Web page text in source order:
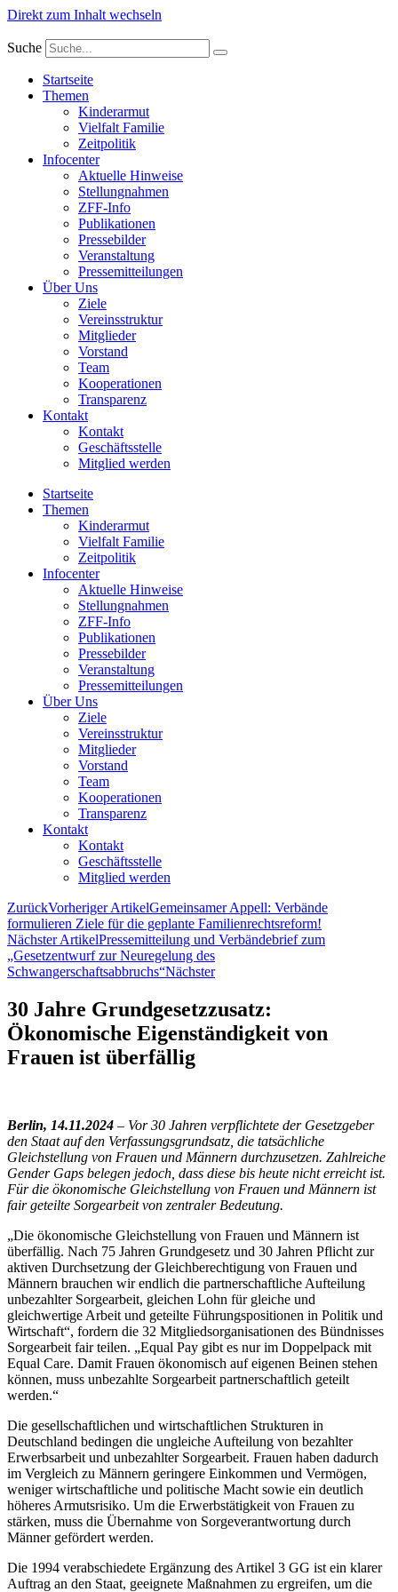
Direkt zum Inhalt wechseln
Suche
Startseite
Themen
Kinderarmut
Vielfalt Familie
Zeitpolitik
Infocenter
Aktuelle Hinweise
Stellungnahmen
ZFF-Info
Publikationen
Pressebilder
Veranstaltung
Pressemitteilungen
Über Uns
Ziele
Vereinsstruktur
Mitglieder
Vorstand
Team
Kooperationen
Transparenz
Kontakt
Kontakt
Geschäftsstelle
Mitglied werden
Startseite
Themen
Kinderarmut
Vielfalt Familie
Zeitpolitik
Infocenter
Aktuelle Hinweise
Stellungnahmen
ZFF-Info
Publikationen
Pressebilder
Veranstaltung
Pressemitteilungen
Über Uns
Ziele
Vereinsstruktur
Mitglieder
Vorstand
Team
Kooperationen
Transparenz
Kontakt
Kontakt
Geschäftsstelle
Mitglied werden
ZurückVorheriger ArtikelGemeinsamer Appell: Verbände
formulieren Ziele für die geplante Familienrechtsreform!
Nächster ArtikelPressemitteilung und Verbändebrief zum
„Gesetzentwurf zur Neuregelung des
Schwangerschaftsabbruchs“Nächster
30 Jahre Grundgesetzzusatz:
Ökonomische Eigenständigkeit von
Frauen ist überfällig
Berlin, 14.11.2024 – Vor 30 Jahren verpflichtete der Gesetzgeber
den Staat auf den Verfassungsgrundsatz, die tatsächliche
Gleichstellung von Frauen und Männern durchzusetzen. Zahlreiche
Gender Gaps belegen jedoch, dass diese bis heute nicht erreicht ist.
Für die ökonomische Gleichstellung von Frauen und Männern ist
fair geteilte Sorgearbeit von zentraler Bedeutung.
„Die ökonomische Gleichstellung von Frauen und Männern ist
überfällig. Nach 75 Jahren Grundgesetz und 30 Jahren Pflicht zur
aktiven Durchsetzung der Gleichberechtigung von Frauen und
Männern brauchen wir endlich die partnerschaftliche Aufteilung
unbezahlter Sorgearbeit, gleichen Lohn für gleiche und
gleichwertige Arbeit und geteilte Führungspositionen in Politik und
Wirtschaft“, fordern die 32 Mitgliedsorganisationen des Bündnisses
Sorgearbeit fair teilen. „Equal Pay gibt es nur im Doppelpack mit
Equal Care. Damit Frauen ökonomisch auf eigenen Beinen stehen
können, muss unbezahlte Sorgearbeit partnerschaftlich geteilt
werden.“
Die gesellschaftlichen und wirtschaftlichen Strukturen in
Deutschland bedingen die ungleiche Aufteilung von bezahlter
Erwerbsarbeit und unbezahlter Sorgearbeit. Frauen haben dadurch
im Vergleich zu Männern geringere Einkommen und Vermögen,
weniger wirtschaftliche und politische Macht sowie ein deutlich
höheres Armutsrisiko. Um die Erwerbstätigkeit von Frauen zu
stärken, muss die Übernahme von Sorgeverantwortung durch
Männer gefördert werden.
Die 1994 verabschiedete Ergänzung des Artikel 3 GG ist ein klarer
Auftrag an den Staat, geeignete Maßnahmen zu ergreifen, um die